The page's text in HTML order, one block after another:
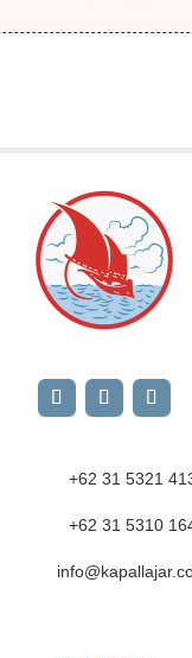
+62 31 5321
+62 31 5310